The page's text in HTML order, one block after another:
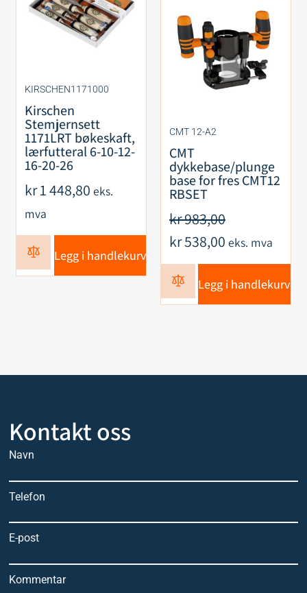
KIRSCHEN1171000
Kirschen
Stemjernsett
1171LRT bøkeskaft,
lærfutteral 6-10-12-
16-20-26
kr1 448,80 eks.
mva
Legg i handlekurv
CMT 12-A2
CMT
dykkebase/plunge
base for fres CMT12
RBSET
kr983,00
kr538,00 eks. mva
Legg i handlekurv
Kontakt oss
Navn
Telefon
E-post
Kommentar